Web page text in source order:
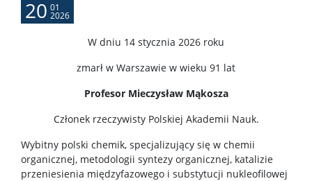
Samorząd Studencki
Praktyki Studenckie
Program MOST
20 01
2026
W dniu 14 stycznia 2026 roku
zmarł w Warszawie w wieku 91 lat
Profesor Mieczysław Mąkosza
Członek rzeczywisty Polskiej Akademii Nauk.
Wybitny polski chemik, specjalizujący się w chemii
organicznej, metodologii syntezy organicznej, katalizie
przeniesienia międzyfazowego i substytucji nukleofilowej